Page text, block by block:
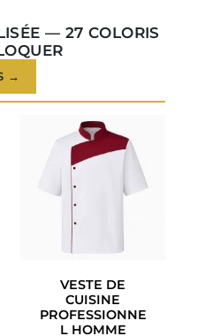
— 27 COLORIS
→
VESTE DE
CUISINE
PROFESSIONNE
L HOMME